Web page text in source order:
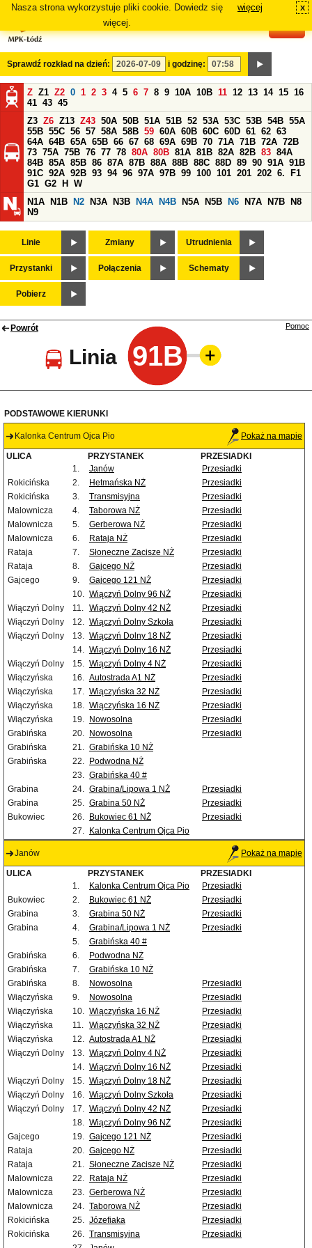
Nasza strona wykorzystuje pliki cookie. Dowiedz się
więcej.
więcej x
Sprawdź rozkład na dzień: i godzinę:
Z Z1 Z2 0 1 2 3 4 5 6 7 8 9 10A 10B 11 12 13 14 15 16
41 43 45
Z3 Z6 Z13 Z43 50A 50B 51A 51B 52 53A 53C 53B 54B 55A
55B 55C 56 57 58A 58B 59 60A 60B 60C 60D 61 62 63
64A 64B 65A 65B 66 67 68 69A 69B 70 71A 71B 72A 72B
73 75A 75B 76 77 78 80A 80B 81A 81B 82A 82B 83 84A
84B 85A 85B 86 87A 87B 88A 88B 88C 88D 89 90 91A 91B
91C 92A 92B 93 94 96 97A 97B 99 100 101 201 202 6.
F1
G1 G2 H
W
N1A
N1B N2 N3A N3B N4A N4B N5A N5B N6 N7A N7B
N8
N9
Linie Zmiany Utrudnienia
Przystanki Połączenia Schematy
Pobierz
Powrót
Linia 91B
Pomoc
PODSTAWOWE KIERUNKI
Kalonka Centrum Ojca Pio Pokaż na mapie
ULICA PRZYSTANEK
PRZESIADKI
1.
Janów
Przesiadki
Rokicińska
2. Hetmańska NŻ
Przesiadki
Rokicińska
3. Transmisyjna
Przesiadki
Malownicza
4. Taborowa NŻ
Przesiadki
Malownicza
5. Gerberowa NŻ
Przesiadki
Malownicza
6. Rataja NŻ
Przesiadki
Rataja
7. Słoneczne Zacisze NŻ
Przesiadki
Rataja
8. Gajcego NŻ
Przesiadki
Gajcego
9. Gajcego 121 NŻ
Przesiadki
10. Wiączyń Dolny 96 NŻ
Przesiadki
Wiączyń Dolny
11. Wiączyń Dolny 42 NŻ
Przesiadki
Wiączyń Dolny
12. Wiączyń Dolny Szkoła
Przesiadki
Wiączyń Dolny
13. Wiączyń Dolny 18 NŻ
Przesiadki
14. Wiączyń Dolny 16 NŻ
Przesiadki
Wiączyń Dolny
15. Wiączyń Dolny 4 NŻ
Przesiadki
Wiączyńska
16. Autostrada A1 NŻ
Przesiadki
Wiączyńska
17. Wiączyńska 32 NŻ
Przesiadki
Wiączyńska
18. Wiączyńska 16 NŻ
Przesiadki
Wiączyńska
19. Nowosolna
Przesiadki
Grabińska
20. Nowosolna
Przesiadki
Grabińska
21. Grabińska 10 NŻ
Grabińska
22.
Podwodna NŻ
23. Grabińska 40 #
Grabina
24. Grabina/Lipowa 1 NŻ
Przesiadki
Grabina
25. Grabina 50 NŻ
Przesiadki
Bukowiec
26. Bukowiec 61 NŻ
Przesiadki
27.
Kalonka Centrum Ojca Pio
Janów Pokaż na mapie
ULICA PRZYSTANEK
PRZESIADKI
1.
Kalonka Centrum Ojca Pio
Przesiadki
Bukowiec
2. Bukowiec 61 NŻ
Przesiadki
Grabina
3. Grabina 50 NŻ
Przesiadki
Grabina
4. Grabina/Lipowa 1 NŻ
Przesiadki
5.
Grabińska 40 #
Grabińska
6.
Podwodna NŻ
Grabińska
7.
Grabińska 10 NŻ
Grabińska
8. Nowosolna
Przesiadki
Wiączyńska
9. Nowosolna
Przesiadki
Wiączyńska
10. Wiączyńska 16 NŻ
Przesiadki
Wiączyńska
11. Wiączyńska 32 NŻ
Przesiadki
Wiączyńska
12. Autostrada A1 NŻ
Przesiadki
Wiączyń Dolny
13. Wiączyń Dolny 4 NŻ
Przesiadki
14. Wiączyń Dolny 16 NŻ
Przesiadki
Wiączyń Dolny
15. Wiączyń Dolny 18 NŻ
Przesiadki
Wiączyń Dolny
16. Wiączyń Dolny Szkoła
Przesiadki
Wiączyń Dolny
17. Wiączyń Dolny 42 NŻ
Przesiadki
18. Wiączyń Dolny 96 NŻ
Przesiadki
Gajcego
19. Gajcego 121 NŻ
Przesiadki
Rataja
20. Gajcego NŻ
Przesiadki
Rataja
21. Słoneczne Zacisze NŻ
Przesiadki
Malownicza
22. Rataja NŻ
Przesiadki
Malownicza
23. Gerberowa NŻ
Przesiadki
Malownicza
24. Taborowa NŻ
Przesiadki
Rokicińska
25. Józefiaka
Przesiadki
Rokicińska
26. Transmisyjna
Przesiadki